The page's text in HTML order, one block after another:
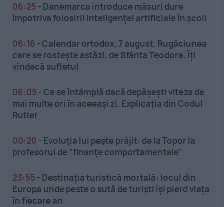
06:25 - Danemarca introduce măsuri dure
împotriva folosirii inteligenței artificiale în școli
06:16 -Calendar ortodox, 7 august. Rugăciunea
care se rostește astăzi, de Sfânta Teodora. Îți
vindecă sufletul
06:05 -Ce se întâmplă dacă depășești viteza de
mai multe ori în aceeași zi. Explicația din Codul
Rutier
00:20 - Evoluția lui pește prăjit: de la Topor la
profesorul de ”finanțe comportamentale”
23:55 - Destinația turistică mortală: locul din
Europa unde peste o sută de turiști își pierd viața
în fiecare an